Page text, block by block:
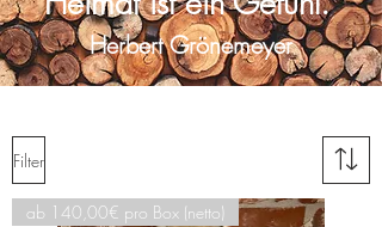
Herbert Grönemeyer
Filter
ab 140,00€ pro Box (netto)